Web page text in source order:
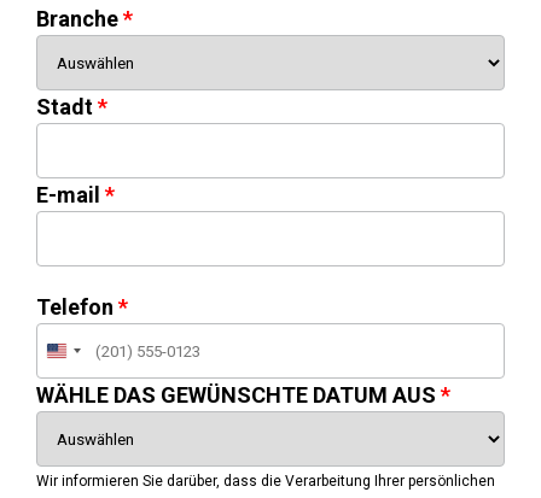
Branche
Stadt
E-mail
Telefon
United
States
+1
WÄHLE DAS GEWÜNSCHTE DATUM AUS
Wir informieren Sie darüber, dass die Verarbeitung Ihrer persönlichen